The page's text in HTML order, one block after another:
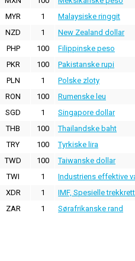
MYR
1 Malaysiske ringgit
NZD
1 New Zealand dollar
PHP
100 Filippinske peso
PKR
100 Pakistanske rupi
PLN
1 Polske zloty
RON
100 Rumenske leu
SGD
1 Singapore dollar
THB
100 Thailandske baht
TRY
100 Tyrkiske lira
TWD
100 Taiwanske dollar
TWI
1 Industriens effektive
XDR
1 IMF, Spesielle
ZAR
1 Sørafrikanske rand